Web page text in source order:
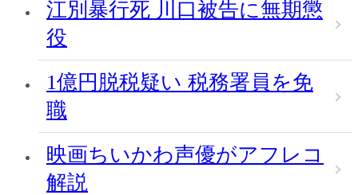
江別暴行死 川口被告に無期懲
役
1億円脱税疑い 税務署員を免
職
映画ちいかわ声優がアフレコ
解説